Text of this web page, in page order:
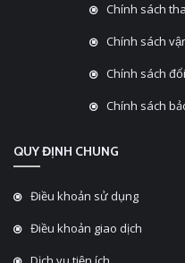
Chính sách
Chính sách
Chính sách
Chính sách
QUY ĐỊNH CHUNG
Điều khoản sử dụng
Điều khoản giao dịch